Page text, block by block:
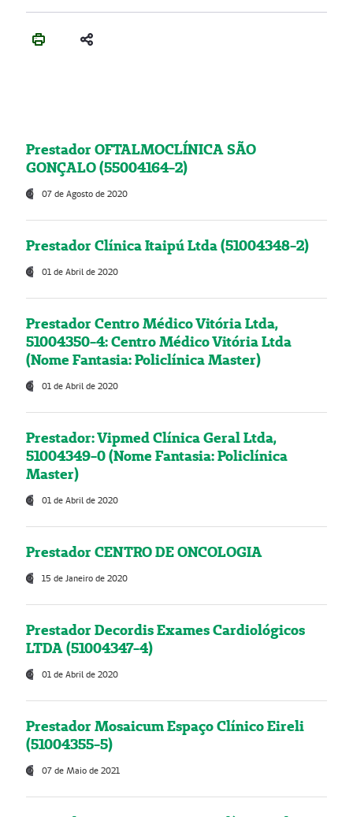
Prestador OFTALMOCLÍNICA SÃO
GONÇALO (55004164-2)
07 de Agosto de 2020
Prestador Clínica Itaipú Ltda (51004348-2)
01 de Abril de 2020
Prestador Centro Médico Vitória Ltda,
51004350-4: Centro Médico Vitória Ltda
(Nome Fantasia: Policlínica Master)
01 de Abril de 2020
Prestador: Vipmed Clínica Geral Ltda,
51004349-0 (Nome Fantasia: Policlínica
Master)
01 de Abril de 2020
Prestador CENTRO DE ONCOLOGIA
15 de Janeiro de 2020
Prestador Decordis Exames Cardiológicos
LTDA (51004347-4)
01 de Abril de 2020
Prestador Mosaicum Espaço Clínico Eireli
(51004355-5)
07 de Maio de 2021